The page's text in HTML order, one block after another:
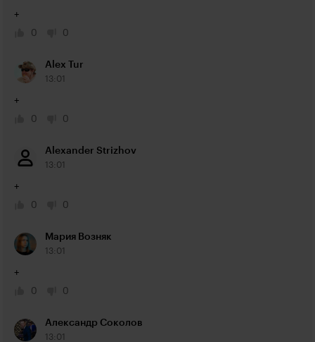
+
0
0
Alex Tur
13:01
+
0
0
Alexander Strizhov
13:01
+
0
0
Мария Возняк
13:01
+
0
0
Александр Соколов
13:01